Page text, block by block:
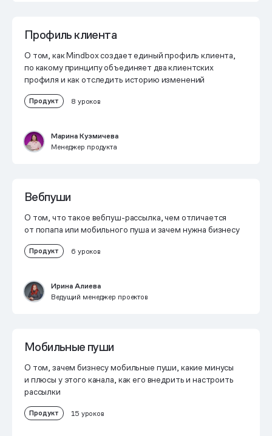
Профиль клиента
О том, как Mindbox создает единый профиль клиента,
по какому принципу объединяет два клиентских
профиля и как отследить историю изменений
Продукт 8 уроков
Марина Кузмичева
Менеджер продукта
Вебпуши
О том, что такое вебпуш-рассылка, чем отличается
от попапа или мобильного пуша и зачем нужна бизнесу
Продукт 6 уроков
Ирина Алиева
Ведущий менеджер проектов
Мобильные пуши
О том, зачем бизнесу мобильные пуши, какие минусы
и плюсы у этого канала, как его внедрить и настроить
рассылки
Продукт 15 уроков